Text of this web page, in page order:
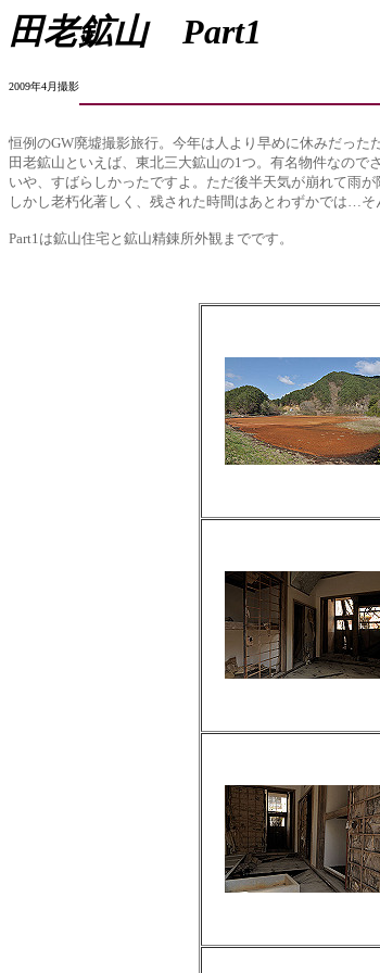
田老鉱山 Part1
2009年4月撮影
恒例のGW廃墟撮影旅行。今年は人より早めに休みだった
田老鉱山といえば、東北三大鉱山の1つ。有名物件なので
いや、すばらしかったですよ。ただ後半天気が崩れて雨が
しかし老朽化著しく、残された時間はあとわずかでは…
Part1は鉱山住宅と鉱山精錬所外観までです。